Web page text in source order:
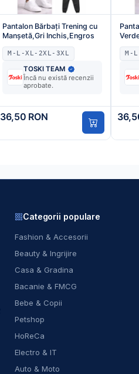
Pantalon Bărbați Trening cu
Manșetă,Gri Inchis,Engros
M-L-XL-2XL-3XL
TOSKI TEAM
Încă nu există recenzii
aprobate.
36,50 RON
M-
Categorii populare
Fashion & Accesorii
Beauty & Ingrijire
Casa & Gradina
Bacanie & FMCG
Bebe & Copii
Petshop
HoReCa
Electro & IT
Auto & Moto